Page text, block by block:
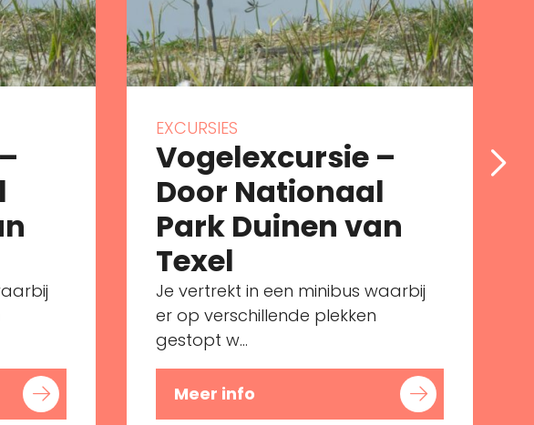
EXCURSIES
Vogelexcursie –
Door Nationaal
Park Duinen van
Texel
Je vertrekt in een minibus waarbij
er op verschillende plekken
gestopt w...
Meer info